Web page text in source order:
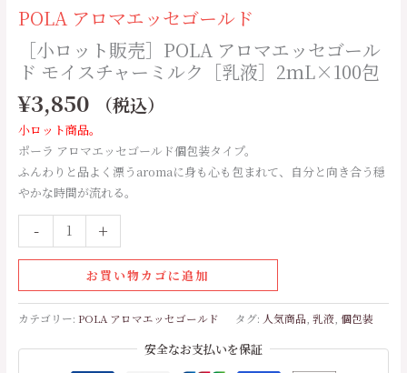
POLA アロマエッセゴールド
［小ロット販売］POLA アロマエッセゴール
ド モイスチャーミルク［乳液］2ｍL×100包
¥3,850 （税込）
小ロット商品。
ポーラ アロマエッセゴールド個包装タイプ。
ふんわりと品よく漂うaromaに身も心も包まれて、自分と向き合う穏
やかな時間が流れる。
-
ミ
ル
［乳
液］
2
ｍ
L×100
包
個
+
お買い物カゴに追加
カテゴリー: POLA アロマエッセゴールド タグ: 人気商品,乳液,個包装
安全なお支払いを保証